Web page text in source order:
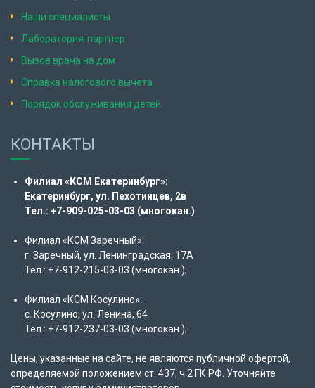
Наши специалисты
Лаборатория-партнер
Вызов врача на дом
Справка налогового вычета
Порядок обслуживания детей
КОНТАКТЫ
Филиал «КСМ Екатеринбург»:
Екатеринбург, ул. Пехотинцев, 2в
Тел.: +7-909-025-03-03 (многокан.)
Филиал «КСМ Заречный»:
г. Заречный, ул. Ленинградская, 17А
Тел.: +7-912-215-03-03 (многокан.);
Филиал «КСМ Косулино»:
с. Косулино, ул. Ленина, 64
Тел.: +7-912-237-03-03 (многокан.);
Цены, указанные на сайте, не являются публичной офертой,
определяемой положением ст. 437, ч.2 ГК РФ. Уточняйте